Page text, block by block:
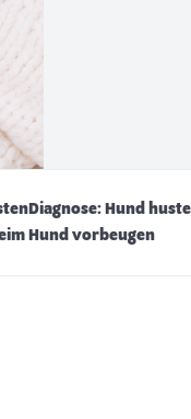
Diagnose: Hund
Hund vorbeugen